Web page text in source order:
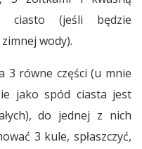
ciasto (jeśli będzie
wody).
3 równe części (u mnie
jako spód ciasta jest
do jednej z nich
3 kule, spłaszczyć,